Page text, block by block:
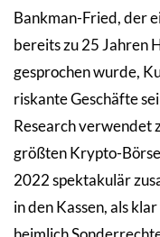
Bankman-Fried, der
bereits zu 25 Jahren
gesprochen wurde,
riskante Geschäfte
Research verwendet
größten Krypto-
2022 spektakulär
in den Kassen, als